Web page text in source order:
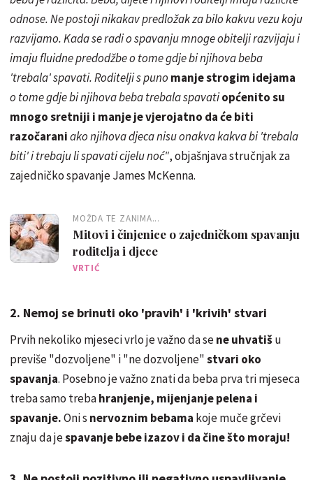
odnose. Ne postoji nikakav predložak za bilo kakvu vezu koju
razvijamo. Kada se radi o spavanju mnoge obitelji razvijaju i
imaju fluidne predodžbe o tome gdje bi njihova beba
'trebala' spavati. Roditelji s puno manje strogim idejama
o tome gdje bi njihova beba trebala spavatiopćenito su
mnogo sretniji i manje je vjerojatno da će biti
razočaraniako njihova djeca nisu onakva kakva bi 'trebala
biti' i trebaju li spavati cijelu noć", objašnjava stručnjak za
zajedničko spavanje James McKenna.
MOŽDA TE ZANIMA...
Mitovi i činjenice o zajedničkom spavanju
roditelja i djece
VRTIĆ
2. Nemoj se brinuti oko 'pravih' i 'krivih' stvari
Prvih nekoliko mjeseci vrlo je važno da sene uhvatiš u
previše "dozvoljene" i "ne dozvoljene"stvari oko
spavanja. Posebno je važno znati da beba prva tri mjeseca
treba samo trebahranjenje, mijenjanje pelena i
spavanje.Oni s nervoznim bebama koje muče grčevi
znaju da jespavanje bebe izazov i da čine što moraju!